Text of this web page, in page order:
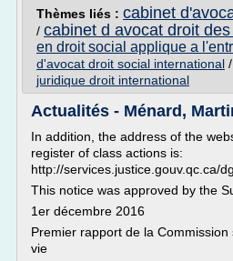
Thèmes liés : cabinet
/ cabinet d avocat droit
en droit social applique a
d'avocat droit social international /
juridique droit international
Actualités - Ménard,
In addition, the address of the
register of class actions is:
http://services.justice.gouv.qc.ca/
This notice was approved by the
1er décembre 2016
Premier rapport de la
vie